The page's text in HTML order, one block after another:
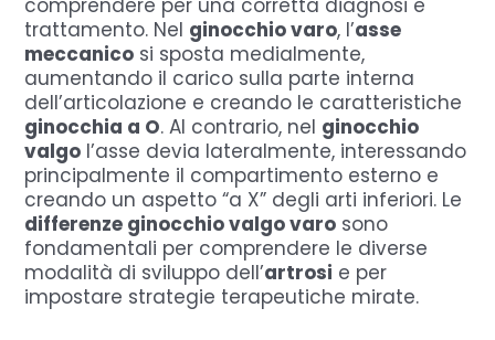
comprendere per una corretta diagnosi e
trattamento. Nel ginocchio varo, l’asse
meccanico si sposta medialmente,
aumentando il carico sulla parte interna
dell’articolazione e creando le caratteristiche
ginocchia a O. Al contrario, nel ginocchio
valgo l’asse devia lateralmente, interessando
principalmente il compartimento esterno e
creando un aspetto “a X” degli arti inferiori. Le
differenze ginocchio valgo varo sono
fondamentali per comprendere le diverse
modalità di sviluppo dell’artrosi e per
impostare strategie terapeutiche mirate.